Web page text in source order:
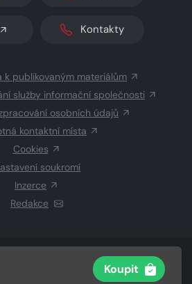
Koupit
Kontakty
k publikovaným materiálům
služby informační společnosti
osobních údajů
kontaktní místa
Cookies
soukromí
Inzerce
Redakce
NEWS CENTER a.s.a dodavatelé